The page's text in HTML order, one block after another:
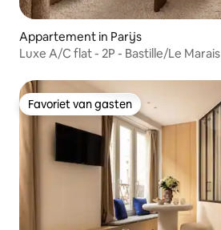
Appartement in Parijs
Luxe A/C flat - 2P - Bastille/Le Marais
Favoriet van gasten
Favoriet van gasten